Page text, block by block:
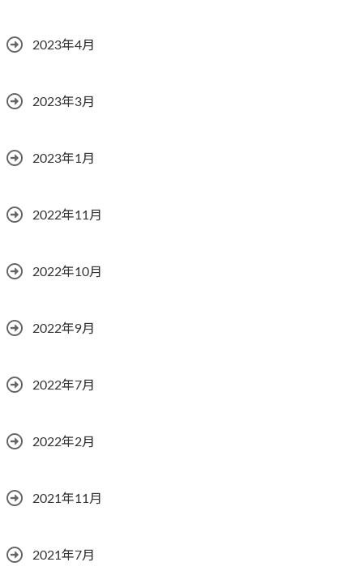
2023年4月
2023年3月
2023年1月
2022年11月
2022年10月
2022年9月
2022年7月
2022年2月
2021年11月
2021年7月